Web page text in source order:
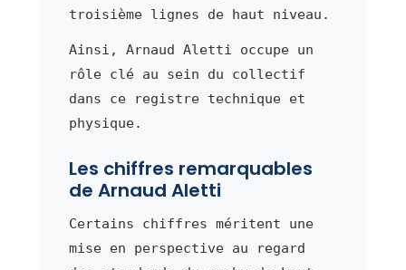
troisième lignes de haut niveau.
Ainsi, Arnaud Aletti occupe un
rôle clé au sein du collectif
dans ce registre technique et
physique.
Les chiffres remarquables
de Arnaud Aletti
Certains chiffres méritent une
mise en perspective au regard